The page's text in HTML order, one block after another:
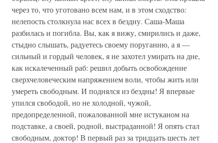
через то, что уготовано всем нам, и в этом сходство:
нелепость столкнула нас всех в бездну. Саша-Маша
разбилась и погибла. Вы, как я вижу, смирились и даже,
стыдно слышать, радуетесь своему поруганию, а я —
сильный и гордый человек, я не захотел умирать на дне,
как искалеченный раб: решил добыть освобождение
сверхчеловеческим напряжением воли, чтобы жить или
умереть свободным. И поднялся из бездны! Я впервые
упился свободой, но не холодной, чужой,
предопределенной, пожалованной мне истуканом на
подставке, а своей, родной, выстраданной! Я опять стал
свободным, доктор! В первый раз за тридцать шесть лет